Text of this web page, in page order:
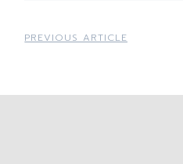
PREVIOUS ARTICLE